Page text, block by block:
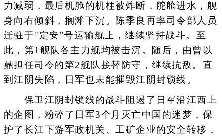
力减弱，最后机舱的机柱被炸断，舵舱进水，舰
身向右倾斜，搁滩下沉。陈季良再率司令部人员
迁驻于“定安”号运输舰上，继续坚持战斗。至
此，第1舰队各主力舰均被击沉。随后，由曾以
鼎担任司令的第2舰队接替防守，继续抗敌。直
到江阴失陷，日军也未能摧毁江阴封锁线。
保卫江阴封锁线的战斗阻遏了日军沿江西上
的企图，粉碎了日军3个月灭亡中国的迷梦，保
护了长江下游军政机关、工矿企业的安全转移，